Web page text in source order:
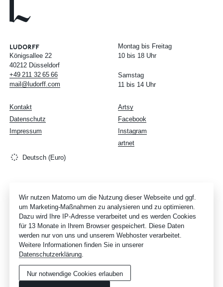
Königsallee 22
40212 Düsseldorf
+49 211 32 65 66
mail@ludorff.com
Montag bis Freitag
10 bis 18 Uhr
Samstag
11 bis 14 Uhr
Artsy
Facebook
Instagram
artnet
Kontakt
Datenschutz
Impressum
Deutsch (Euro)
Wir nutzen Matomo um die Nutzung dieser Webseite und ggf.
um Marketing-Maßnahmen zu analysieren und zu optimieren.
Dazu wird Ihre IP-Adresse verarbeitet und es werden Cookies
für 13 Monate in Ihrem Browser gespeichert. Diese Daten
werden nur von uns und unserem Webhoster verarbeitet.
Weitere Informationen finden Sie in unserer
Datenschutzerklärung
Nur notwendige Cookies erlauben